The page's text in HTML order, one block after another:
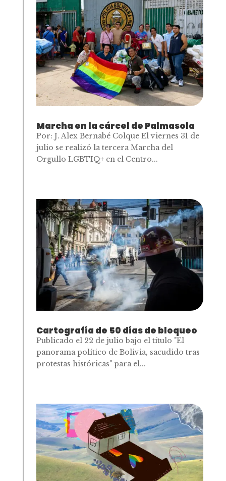
Marcha en la cárcel de Palmasola
Por: J. Alex Bernabé Colque El viernes 31 de
julio se realizó la tercera Marcha del
Orgullo LGBTIQ+ en el Centro...
Cartografía de 50 días de bloqueo
Publicado el 22 de julio bajo el título "El
panorama político de Bolivia, sacudido tras
protestas históricas" para el...